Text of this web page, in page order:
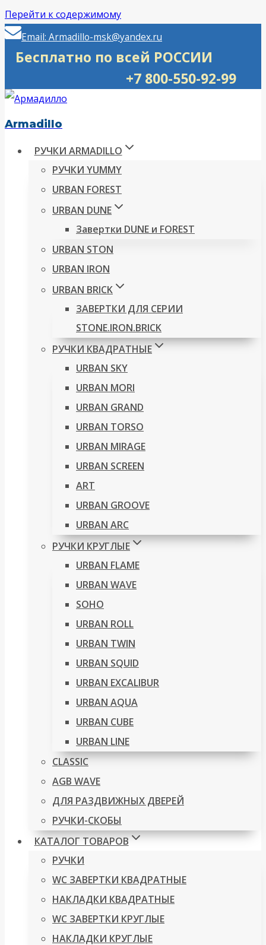
Перейти к содержимому
Email: Armadillo-msk@yandex.ru
Бесплатно по всей РОССИИ
+7 800-550-92-99
Armadillo
РУЧКИ ARMADILLO
РУЧКИ YUMMY
URBAN FOREST
URBAN DUNE
Завертки DUNE и FOREST
URBAN STON
URBAN IRON
URBAN BRICK
ЗАВЕРТКИ ДЛЯ СЕРИИ
STONE.IRON.BRICK
РУЧКИ КВАДРАТНЫЕ
URBAN SKY
URBAN MORI
URBAN GRAND
URBAN TORSO
URBAN MIRAGE
URBAN SCREEN
ART
URBAN GROOVE
URBAN ARC
РУЧКИ КРУГЛЫЕ
URBAN FLAME
URBAN WAVE
SOHO
URBAN ROLL
URBAN TWIN
URBAN SQUID
URBAN EXCALIBUR
URBAN AQUA
URBAN CUBE
URBAN LINE
CLASSIC
AGB WAVE
ДЛЯ РАЗДВИЖНЫХ ДВЕРЕЙ
РУЧКИ-СКОБЫ
КАТАЛОГ ТОВАРОВ
РУЧКИ
WC ЗАВЕРТКИ КВАДРАТНЫЕ
НАКЛАДКИ КВАДРАТНЫЕ
WC ЗАВЕРТКИ КРУГЛЫЕ
НАКЛАДКИ КРУГЛЫЕ